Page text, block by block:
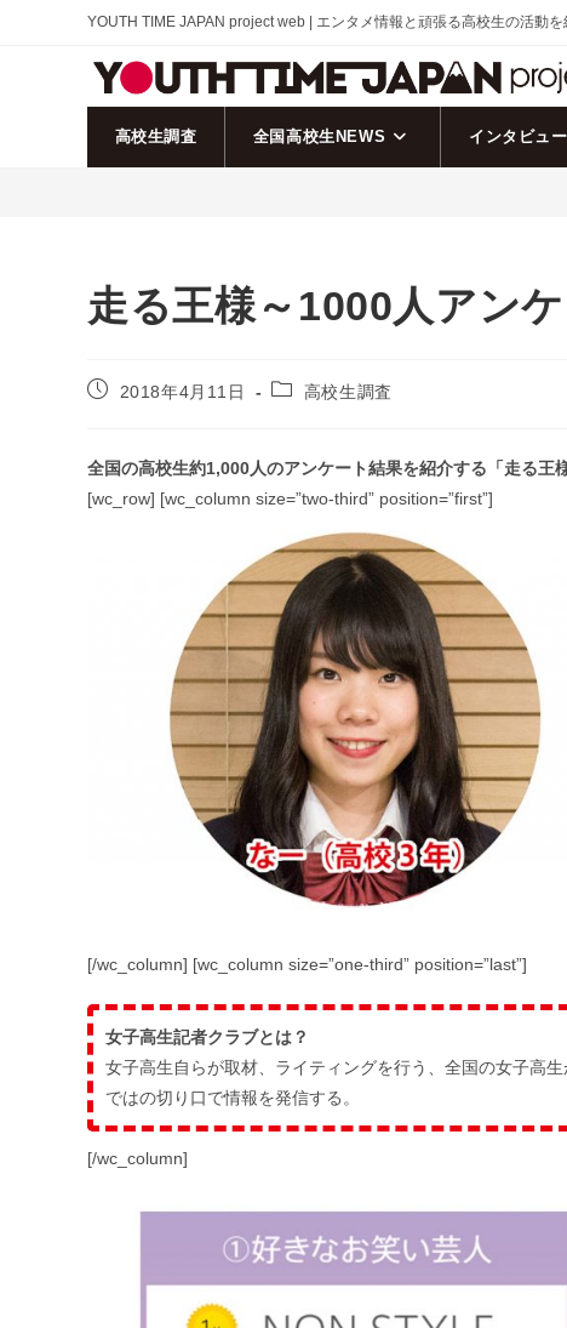
YOUTH TIME JAPAN project web | エンタメ情報と頑張る高校生の活動を
高校生調査 全国高校生NEWS インタビュー
走る王様～1000人アン
投
開
日:
2018年4月11日
投
ゴ
リ
高校生調査
全国の高校生約1,000人のアンケート結果を紹介する「走る王
[wc_row] [wc_column size=”two-third” position=”first”]
[/wc_column] [wc_column size=”one-third” position=”last”]
女子高生記者クラブとは？
女子高生自らが取材、ライティングを行う、全国の女子高
ではの切り口で情報を発信する。
[/wc_column]